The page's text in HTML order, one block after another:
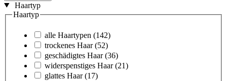
Haartyp
Haartyp
alle Haartypen (142)
trockenes Haar (52)
geschädigtes Haar (36)
widerspenstiges Haar (21)
glattes Haar (17)